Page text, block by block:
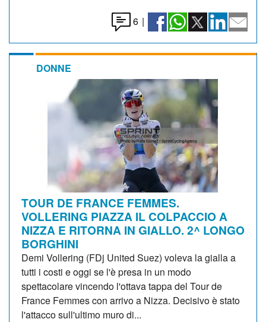
6 |
DONNE
TOUR DE FRANCE FEMMES.
VOLLERING PIAZZA IL COLPACCIO A
NIZZA E RITORNA IN GIALLO. 2^ LONGO
BORGHINI
Demi Vollering (FDj United Suez) voleva la gialla a
tutti i costi e oggi se l'è presa in un modo
spettacolare vincendo l'ottava tappa del Tour de
France Femmes con arrivo a Nizza. Decisivo è stato
l'attacco sull'ultimo muro di...